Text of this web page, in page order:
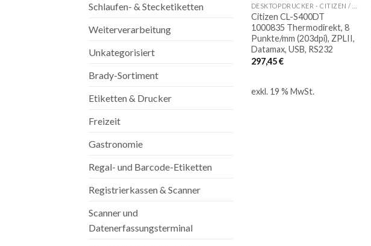
Schlaufen- & Stecketiketten
Weiterverarbeitung
Unkategorisiert
Brady-Sortiment
Etiketten & Drucker
Freizeit
Gastronomie
Regal- und Barcode-Etiketten
Registrierkassen & Scanner
Scanner und
Datenerfassungsterminal
Citizen CL-S400DT
1000835 Thermodirekt, 8
Punkte/mm (203dpi), ZPLII,
Datamax, USB, RS232
297,45€
exkl. 19 % MwSt.